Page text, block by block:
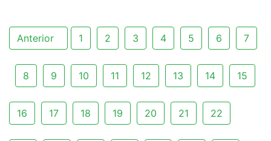
Anterior 1 2 3 4 5 6 7
8 9 10 11 12 13 14 15
16 17 18 19 20 21 22